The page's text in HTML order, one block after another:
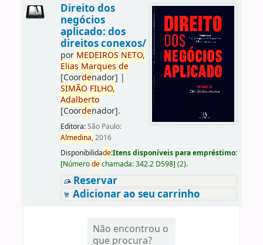
Direito dos
negócios
aplicado: dos
direitos conexos/
por MEDEIROS NETO,
Elias Marques de
[Coordenador] |
SIMÃO FILHO,
Adalberto
[Coordenador].
Editora:São Paulo:
Almedina,2016
Disponibilidade:Itens disponíveis para empréstimo:
[Númerodechamada:342.2 D598] (2).
Reservar
Adicionar ao seu carrinho
Não encontrou o
que procura?